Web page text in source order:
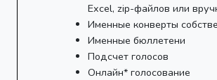
Excel, zip-файлов или
Именные конверты
Именные бюллетени
Подсчет голосов
Онлайн* голосование